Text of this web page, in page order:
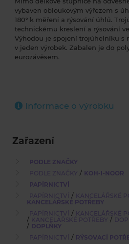
vybaven obloukovým výřezem s
180° k měření a rýsování úhlů.
technickému kreslení a rýsování
Výhodou je spojení trojúhelníku s
v jeden výrobek. Zabalen je do
eurozávěsem.
Informace o výrobku
Zařazení
PODLE ZNAČKY
PODLE ZNAČKY / KOH-I-NOOR
PAPÍRNICTVÍ
PAPÍRNICTVÍ / KANCELÁŘSKÉ
KANCELÁŘSKÉ POTŘEBY
PAPÍRNICTVÍ / KANCELÁŘSKÉ
/ KANCELÁŘSKÉ POTŘEBY /
/ DOPLŇKY
PAPÍRNICTVÍ / RÝSOVACÍ